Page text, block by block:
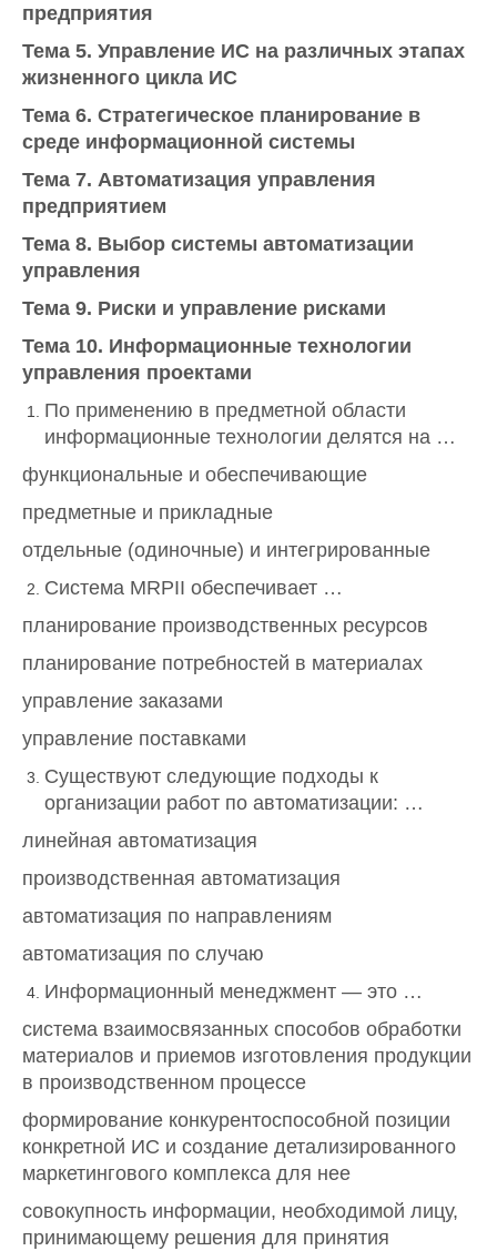
предприятия
Тема 5. Управление ИС на различных этапах
жизненного цикла ИС
Тема 6. Стратегическое планирование в
среде информационной системы
Тема 7. Автоматизация управления
предприятием
Тема 8. Выбор системы автоматизации
управления
Тема 9. Риски и управление рисками
Тема 10. Информационные технологии
управления проектами
По применению в предметной области
информационные технологии делятся на …
функциональные и обеспечивающие
предметные и прикладные
отдельные (одиночные) и интегрированные
Система MRPII обеспечивает …
планирование производственных ресурсов
планирование потребностей в материалах
управление заказами
управление поставками
Существуют следующие подходы к
организации работ по автоматизации: …
линейная автоматизация
производственная автоматизация
автоматизация по направлениям
автоматизация по случаю
Информационный менеджмент — это …
система взаимосвязанных способов обработки
материалов и приемов изготовления продукции
в производственном процессе
формирование конкурентоспособной позиции
конкретной ИС и создание детализированного
маркетингового комплекса для нее
совокупность информации, необходимой лицу,
принимающему решения для принятия